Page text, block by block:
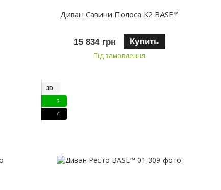
Диван Савини Полоса К2 BASE™
15 834 грн Купить
Під замовлення
3D
3
4